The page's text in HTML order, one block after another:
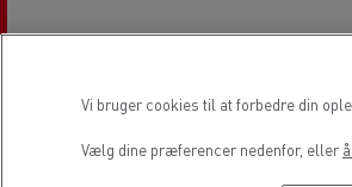
Vi bruger cookies til at forbedre din
Vælg dine præferencer nedenfor, eller